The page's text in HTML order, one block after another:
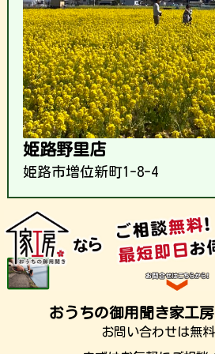
姫路野里店
姫路市増位新町1-8-4
おうちの御用聞き家工
お問い合わせは無料